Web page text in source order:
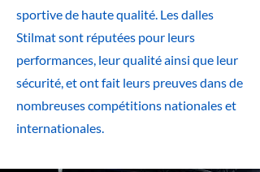
sportive de haute qualité. Les dalles
Stilmat sont réputées pour leurs
performances, leur qualité ainsi que leur
sécurité, et ont fait leurs preuves dans de
nombreuses compétitions nationales et
internationales.